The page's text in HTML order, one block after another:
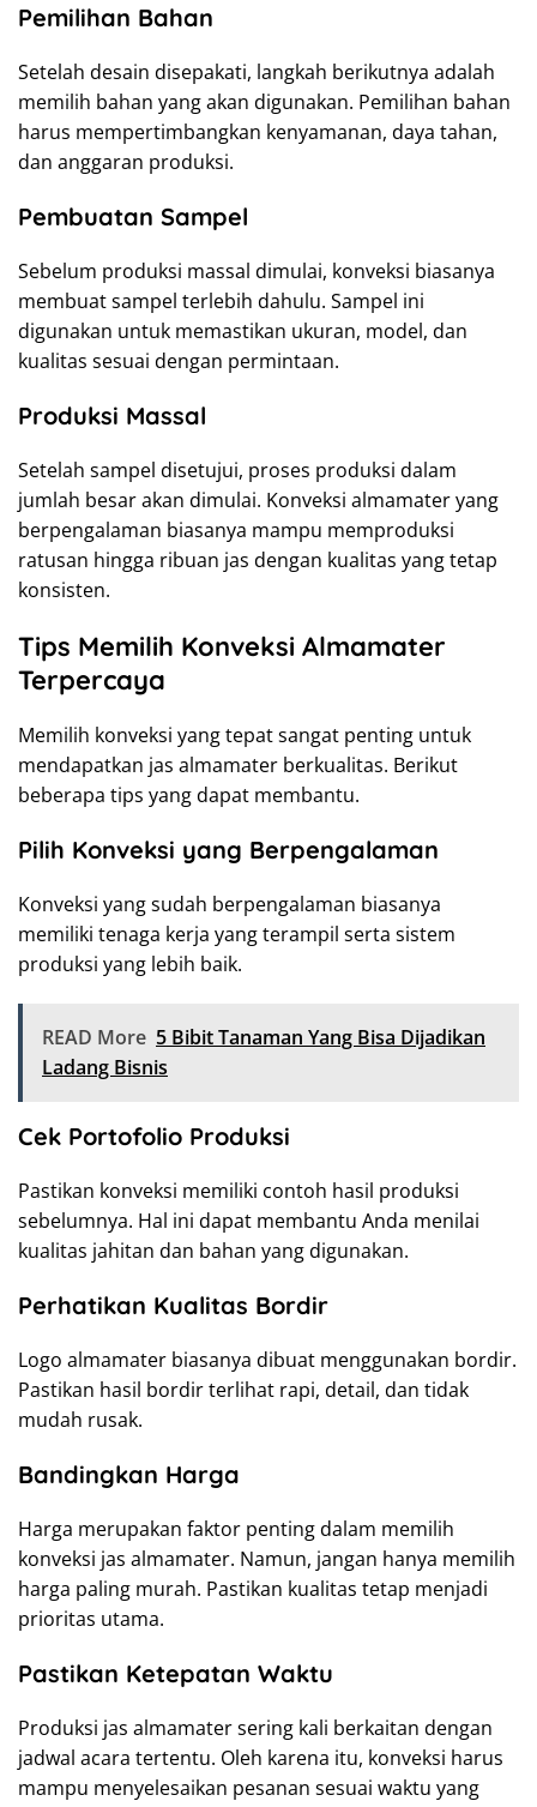
Pemilihan Bahan
Setelah desain disepakati, langkah berikutnya adalah
memilih bahan yang akan digunakan. Pemilihan bahan
harus mempertimbangkan kenyamanan, daya tahan,
dan anggaran produksi.
Pembuatan Sampel
Sebelum produksi massal dimulai, konveksi biasanya
membuat sampel terlebih dahulu. Sampel ini
digunakan untuk memastikan ukuran, model, dan
kualitas sesuai dengan permintaan.
Produksi Massal
Setelah sampel disetujui, proses produksi dalam
jumlah besar akan dimulai. Konveksi almamater yang
berpengalaman biasanya mampu memproduksi
ratusan hingga ribuan jas dengan kualitas yang tetap
konsisten.
Tips Memilih Konveksi Almamater
Terpercaya
Memilih konveksi yang tepat sangat penting untuk
mendapatkan jas almamater berkualitas. Berikut
beberapa tips yang dapat membantu.
Pilih Konveksi yang Berpengalaman
Konveksi yang sudah berpengalaman biasanya
memiliki tenaga kerja yang terampil serta sistem
produksi yang lebih baik.
READ More 5 Bibit Tanaman Yang Bisa Dijadikan
Ladang Bisnis
Cek Portofolio Produksi
Pastikan konveksi memiliki contoh hasil produksi
sebelumnya. Hal ini dapat membantu Anda menilai
kualitas jahitan dan bahan yang digunakan.
Perhatikan Kualitas Bordir
Logo almamater biasanya dibuat menggunakan bordir.
Pastikan hasil bordir terlihat rapi, detail, dan tidak
mudah rusak.
Bandingkan Harga
Harga merupakan faktor penting dalam memilih
konveksi jas almamater. Namun, jangan hanya memilih
harga paling murah. Pastikan kualitas tetap menjadi
prioritas utama.
Pastikan Ketepatan Waktu
Produksi jas almamater sering kali berkaitan dengan
jadwal acara tertentu. Oleh karena itu, konveksi harus
mampu menyelesaikan pesanan sesuai waktu yang